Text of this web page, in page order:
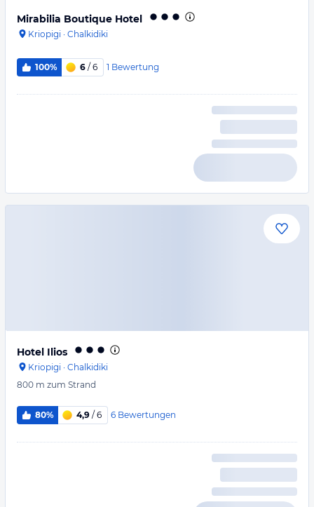
Mirabilia Boutique Hotel
Kriopigi · Chalkidiki
100% 6 / 6 1 Bewertung
Hotel Ilios
Kriopigi · Chalkidiki
800 m zum Strand
80% 4,9 / 6 6 Bewertungen